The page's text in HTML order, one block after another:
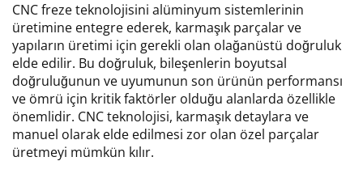
CNC freze teknolojisini alüminyum sistemlerinin
üretimine entegre ederek, karmaşık parçalar ve
yapıların üretimi için gerekli olan olağanüstü doğruluk
elde edilir. Bu doğruluk, bileşenlerin boyutsal
doğruluğunun ve uyumunun son ürünün performansı
ve ömrü için kritik faktörler olduğu alanlarda özellikle
önemlidir. CNC teknolojisi, karmaşık detaylara ve
manuel olarak elde edilmesi zor olan özel parçalar
üretmeyi mümkün kılır.